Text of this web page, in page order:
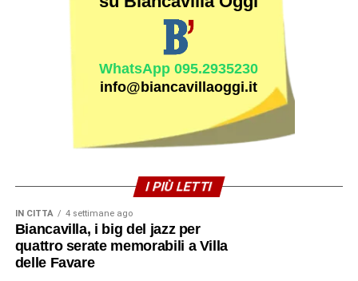
WhatsApp 095.2935230
info@biancavillaoggi.it
I PIÙ LETTI
IN CITTÀ 4 settimane ago
Biancavilla, i big del jazz per
quattro serate memorabili a Villa
delle Favare